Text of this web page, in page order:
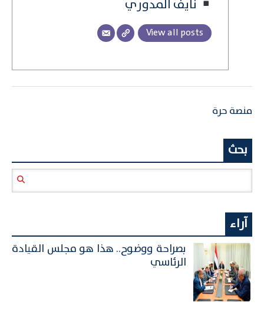
نايف المدوري
View all posts
منصة حرة
بحث
آراء
بصراحة ووضوح.. هذا هو مجلس القيادة
الرئاسي